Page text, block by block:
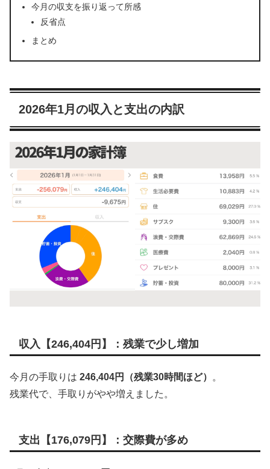
今月の収支を振り返って所感
反省点
まとめ
2026年1月の収入と支出の内訳
収入【246,404円】：残業で少し増加
今月の手取りは 246,404円（残業30時間ほど）
。
残業代で、手取りがやや増えました。
支出【176,079円】：交際費が多め